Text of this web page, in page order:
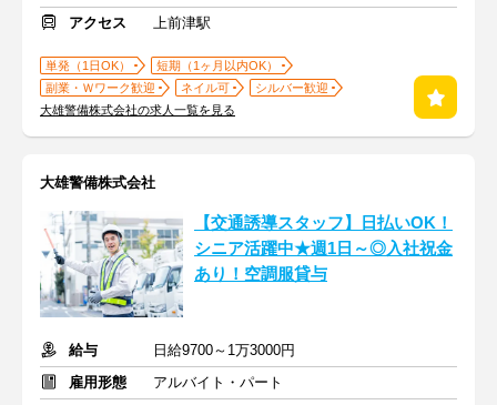
アクセス
上前津駅
単発（1日OK）
短期（1ヶ月以内OK）
副業・Ｗワーク歓迎
ネイル可
シルバー歓迎
大雄警備株式会社の求人一覧を見る
大雄警備株式会社
【交通誘導スタッフ】日払いOK！
シニア活躍中★週1日～◎入社祝金
あり！空調服貸与
給与
日給9700～1万3000円
雇用形態
アルバイト・パート